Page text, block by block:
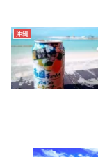
沖縄